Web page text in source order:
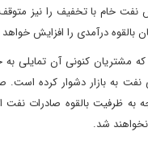
خام با تخفیف را نیز
درآمدی را افزایش خواهد
مشتریان کنونی آن تمایلی
نفت به بازار دشوار کرده
شد.